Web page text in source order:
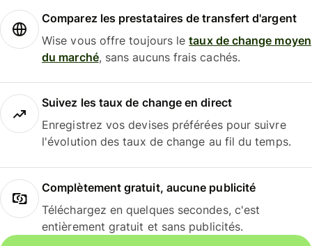
Comparez les prestataires de transfert d'argent
Wise vous offre toujours letaux de change moyen
du marché, sans aucuns frais cachés.
Suivez les taux de change en direct
Enregistrez vos devises préférées pour suivre
l'évolution des taux de change au fil du temps.
Complètement gratuit, aucune publicité
Téléchargez en quelques secondes, c'est
entièrement gratuit et sans publicités.